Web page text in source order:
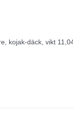
kojak-däck, vikt